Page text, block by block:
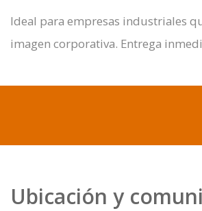
Ideal para empresas industriales
imagen corporativa. Entrega
Ubicación y